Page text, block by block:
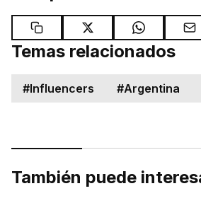
Temas relacionados
#Influencers #Argentina
También puede